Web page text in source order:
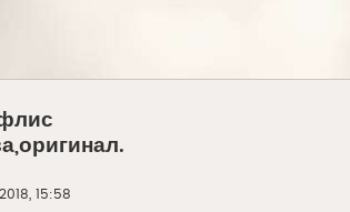
2018, 15:58